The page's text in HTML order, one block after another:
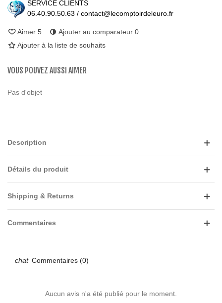
SERVICE CLIENTS
06.40.90.50.63 / contact@lecomptoirdeleuro.fr
Aimer 5 Ajouter au comparateur 0
Ajouter à la liste de souhaits
VOUS POUVEZ AUSSI AIMER
Pas d'objet
Description
Détails du produit
Shipping & Returns
Commentaires
Commentaires (0)
Aucun avis n'a été publié pour le moment.